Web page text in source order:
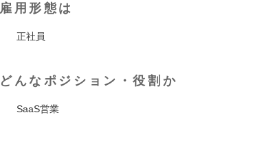
雇用形態は
正社員
どんなポジション・役割か
SaaS営業